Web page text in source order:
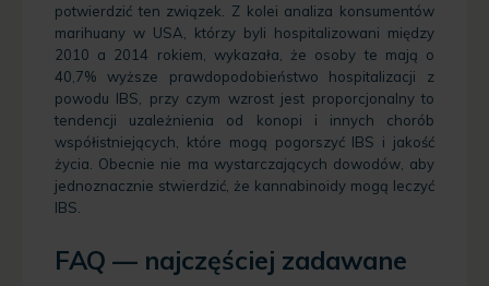
potwierdzić ten związek. Z kolei analiza konsumentów
marihuany w USA, którzy byli hospitalizowani między
2010 a 2014 rokiem, wykazała, że osoby te mają o
40,7% wyższe prawdopodobieństwo hospitalizacji z
powodu IBS, przy czym wzrost jest proporcjonalny to
tendencji uzależnienia od konopi i innych chorób
współistniejących, które mogą pogorszyć IBS i jakość
życia. Obecnie nie ma wystarczających dowodów, aby
jednoznacznie stwierdzić, że kannabinoidy mogą leczyć
IBS.
FAQ — najczęściej zadawane